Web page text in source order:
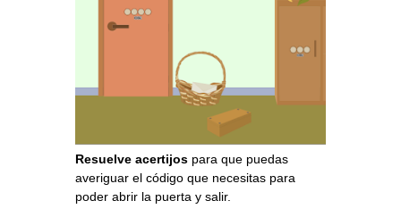
Resuelve acertijos para que puedas
averiguar el código que necesitas para
poder abrir la puerta y salir.